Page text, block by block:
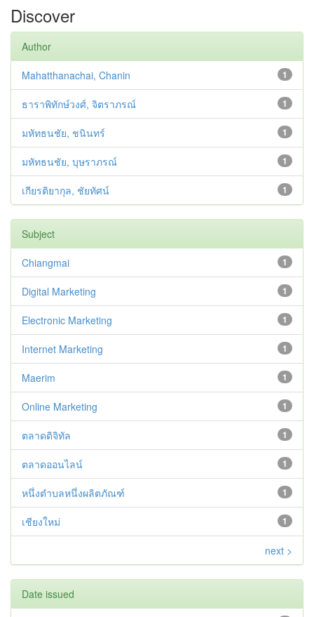
Discover
Author
1
Mahatthanachai, Chanin
1
ธาราพิทักษ์วงศ์, จิตราภรณ์
1
มหัทธนชัย, ชนินทร์
1
มหัทธนชัย, บุษราภรณ์
1
เกียรติยากุล, ชัยทัศน์
Subject
1
Chiangmai
1
Digital Marketing
1
Electronic Marketing
1
Internet Marketing
1
Maerim
1
Online Marketing
1
ตลาดดิจิทัล
1
ตลาดออนไลน์
1
หนึ่งตำบลหนึ่งผลิตภัณฑ์
1
เชียงใหม่
next >
Date issued